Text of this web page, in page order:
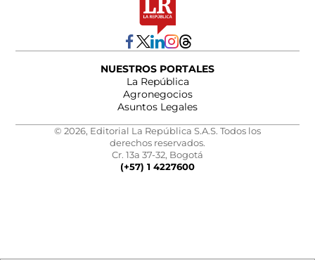
NUESTROS PORTALES
La República
Agronegocios
Asuntos Legales
© 2026, Editorial La República S.A.S. Todos los
derechos reservados.
Cr. 13a 37-32, Bogotá
(+57) 1 4227600